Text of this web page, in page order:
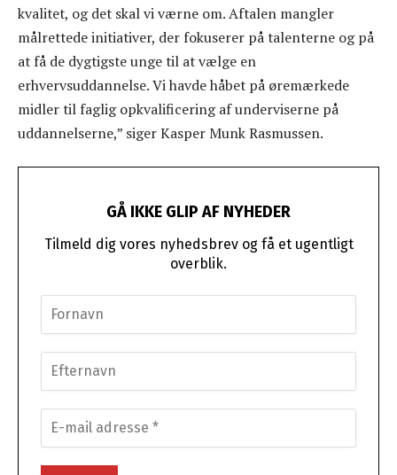
kvalitet, og det skal vi værne om. Aftalen mangler
målrettede initiativer, der fokuserer på talenterne og på
at få de dygtigste unge til at vælge en
erhvervsuddannelse. Vi havde håbet på øremærkede
midler til faglig opkvalificering af underviserne på
uddannelserne,” siger Kasper Munk Rasmussen.
GÅ IKKE GLIP AF NYHEDER
Tilmeld dig vores nyhedsbrev og få et ugentligt
overblik.